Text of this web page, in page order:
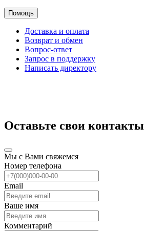
Помощь
Доставка и оплата
Возврат и обмен
Вопрос-ответ
Запрос в поддержку
Написать директору
Оставьте свои контакты
Мы с Вами свяжемся
Номер телефона
Email
Ваше имя
Комментарий